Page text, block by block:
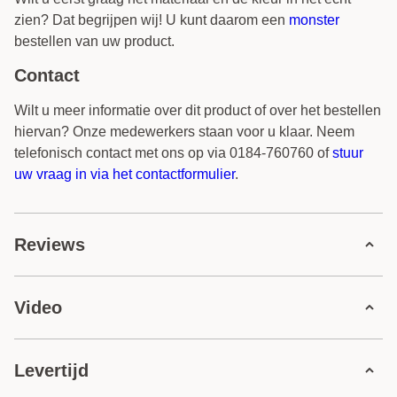
zien? Dat begrijpen wij! U kunt daarom een monster
bestellen van uw product.
Contact
Wilt u meer informatie over dit product of over het bestellen
hiervan? Onze medewerkers staan voor u klaar. Neem
telefonisch contact met ons op via 0184-760760 ofstuur
uw vraag in via het contactformulier.
Reviews
4 sterren
1 reviews
3 sterren
0 reviews
Video
Bekijk in de video hoe u kunststof kozijnen
met aanslag monteert
Levertijd